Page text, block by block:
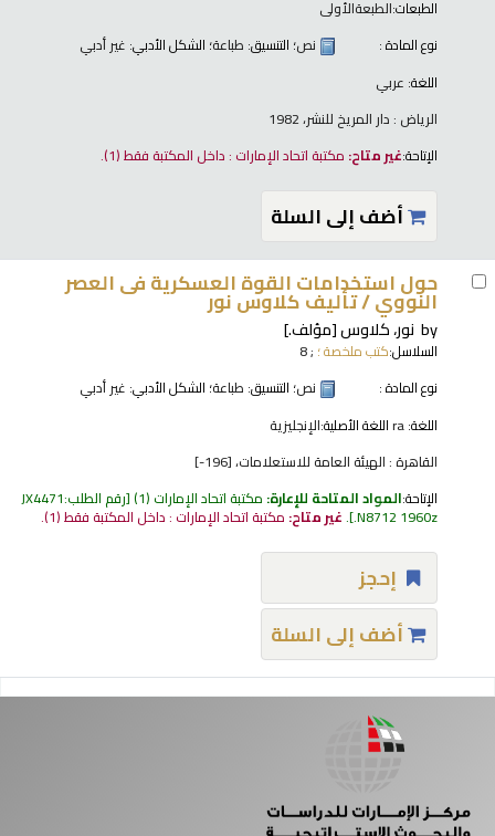
الطبعات:الطبعةالأولى
نوع المادة :
نص؛ التنسيق: طباعة؛ الشكل الأدبي: غير أدبي
اللغة: عربي
الرياض : دار المريخ للنشر، 1982
الإتاحة:غير متاح: مكتبة اتحاد الإمارات : داخل المكتبة فقط(1).
أضف إلى السلة
حول استخدامات القوة العسكرية فى العصر
النووي /تأليف كلاوس نور
by نور، كلاوس[مؤلف.]
السلاسل:كتب ملخصة ؛ ; 8
نوع المادة :
نص؛ التنسيق: طباعة؛ الشكل الأدبي: غير أدبي
اللغة:raاللغة الأصلية:الإنجليزية
القاهرة : الهيئة العامة للاستعلامات، [196-]
الإتاحة:المواد المتاحة للإعارة: مكتبة اتحاد الإمارات (1) رقم الطلب:JX4471
.N8712 1960z
.غير متاح: مكتبة اتحاد الإمارات : داخل المكتبة فقط(1).
إحجز
أضف إلى السلة